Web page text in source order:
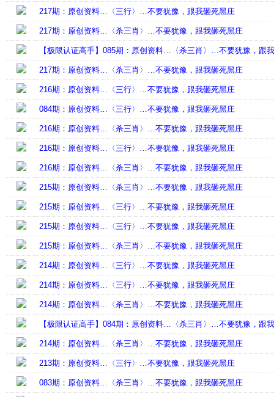
217期：原创资料…〈三行〉…不要犹豫，跟我砸死黑庄
217期：原创资料…〈杀三肖〉…不要犹豫，跟我砸死黑庄
【极限认证高手】085期：原创资料…〈杀三肖〉…不要犹豫，跟
217期：原创资料…〈杀三肖〉…不要犹豫，跟我砸死黑庄
216期：原创资料…〈三行〉…不要犹豫，跟我砸死黑庄
084期：原创资料…〈三行〉…不要犹豫，跟我砸死黑庄
216期：原创资料…〈杀三肖〉…不要犹豫，跟我砸死黑庄
216期：原创资料…〈三行〉…不要犹豫，跟我砸死黑庄
216期：原创资料…〈杀三肖〉…不要犹豫，跟我砸死黑庄
215期：原创资料…〈杀三肖〉…不要犹豫，跟我砸死黑庄
215期：原创资料…〈三行〉…不要犹豫，跟我砸死黑庄
215期：原创资料…〈三行〉…不要犹豫，跟我砸死黑庄
215期：原创资料…〈杀三肖〉…不要犹豫，跟我砸死黑庄
214期：原创资料…〈三行〉…不要犹豫，跟我砸死黑庄
214期：原创资料…〈三行〉…不要犹豫，跟我砸死黑庄
214期：原创资料…〈杀三肖〉…不要犹豫，跟我砸死黑庄
【极限认证高手】084期：原创资料…〈杀三肖〉…不要犹豫，跟
214期：原创资料…〈杀三肖〉…不要犹豫，跟我砸死黑庄
213期：原创资料…〈三行〉…不要犹豫，跟我砸死黑庄
083期：原创资料…〈杀三肖〉…不要犹豫，跟我砸死黑庄